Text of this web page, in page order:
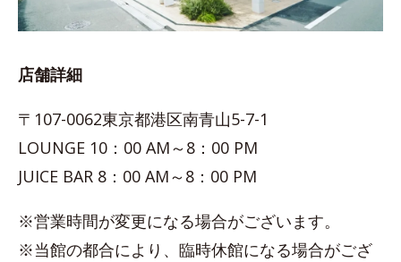
店舗詳細
〒107-0062東京都港区南青山5-7-1
LOUNGE 10：00 AM～8：00 PM
JUICE BAR 8：00 AM～8：00 PM
※営業時間が変更になる場合がございます。
※当館の都合により、臨時休館になる場合がござ